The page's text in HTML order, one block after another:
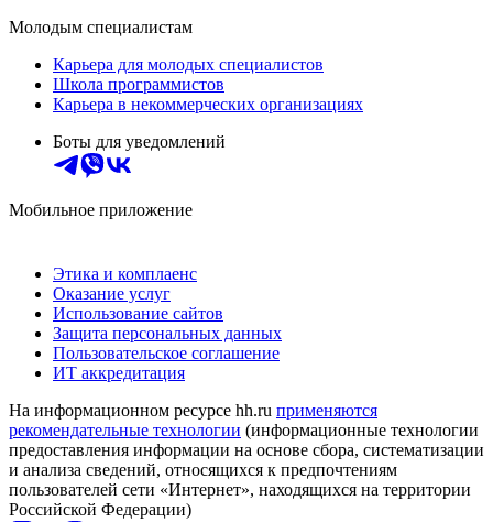
Молодым специалистам
Карьера для молодых специалистов
Школа программистов
Карьера в некоммерческих организациях
Боты для уведомлений
Мобильное приложение
Этика и комплаенс
Оказание услуг
Использование сайтов
Защита персональных данных
Пользовательское соглашение
ИТ аккредитация
На информационном ресурсе hh.ru применяются
рекомендательные технологии (информационные технологии
предоставления информации на основе сбора, систематизации
и анализа сведений, относящихся к предпочтениям
пользователей сети «Интернет», находящихся на территории
Российской Федерации)